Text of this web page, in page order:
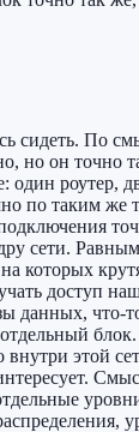
сидеть. По
но он точно
один роутер,
по таким же
сети.
которых
доступ
данных, что-
внутри этой